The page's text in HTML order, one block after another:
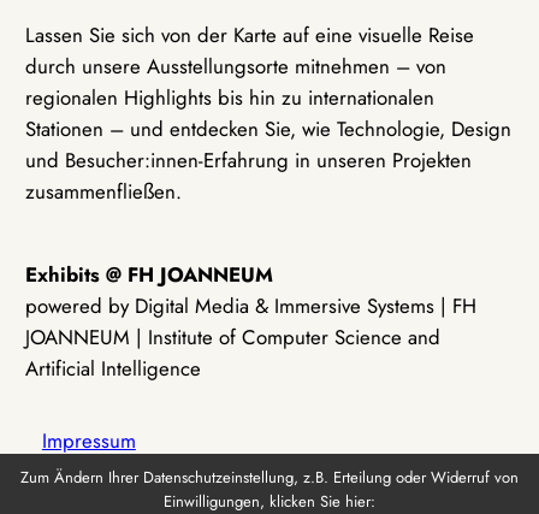
Lassen Sie sich von der Karte auf eine visuelle Reise
durch unsere Ausstellungsorte mitnehmen – von
regionalen Highlights bis hin zu internationalen
Stationen – und entdecken Sie, wie Technologie, Design
und Besucher:innen-Erfahrung in unseren Projekten
zusammenfließen.
Exhibits @ FH JOANNEUM
powered by Digital Media & Immersive Systems | FH
JOANNEUM | Institute of Computer Science and
Artificial Intelligence
Impressum
Zum Ändern Ihrer Datenschutzeinstellung, z.B. Erteilung oder Widerruf von
Einwilligungen, klicken Sie hier: